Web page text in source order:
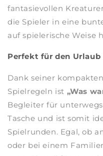
fantasievollen
die Spieler in eine
auf spielerische Weise
Perfekt für den Urlaub
Dank seiner
Spielregeln ist „Was
Begleiter für
Tasche und ist somit
Spielrunden. Egal, ob
oder bei einem